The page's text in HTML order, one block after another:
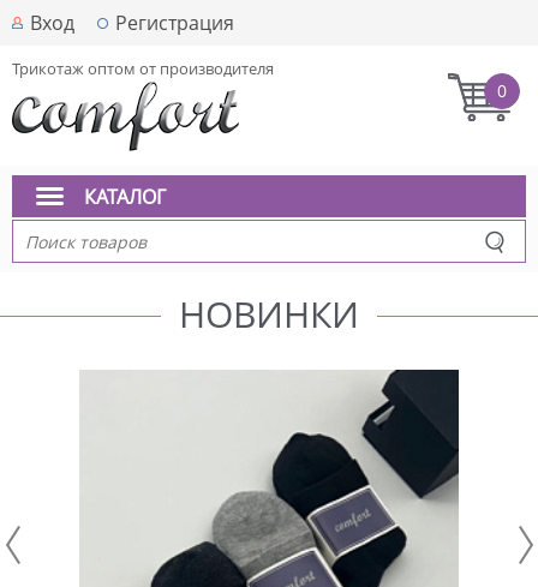
Вход Регистрация
Трикотаж оптом от производителя
0
КАТАЛОГ
НОВИНКИ